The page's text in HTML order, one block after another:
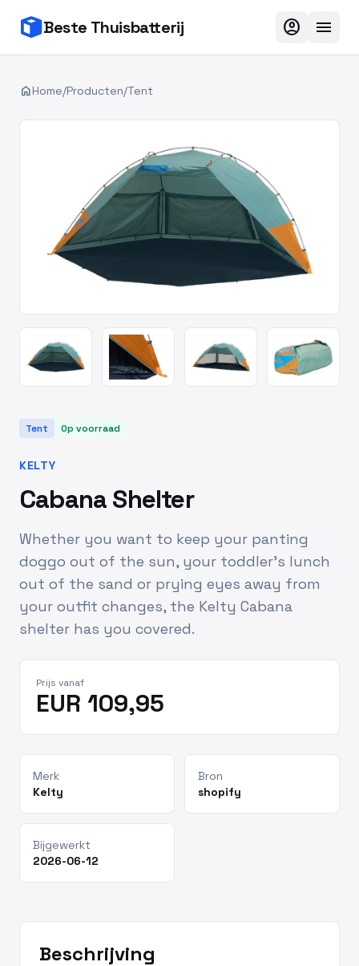
Beste Thuisbatterij account_circle menu
homeHome/Producten/Tent
Tent Op voorraad
KELTY
Cabana Shelter
Whether you want to keep your panting
doggo out of the sun, your toddler's lunch
out of the sand or prying eyes away from
your outfit changes, the Kelty Cabana
shelter has you covered.
Prijs vanaf
EUR 109,95
Merk
Kelty
Bron
shopify
Bijgewerkt
2026-06-12
Beschrijving